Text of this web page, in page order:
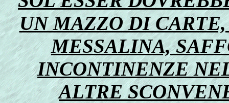
UN MAZZO DI
MESSALINA,
INCONTINENZE
ALTRE